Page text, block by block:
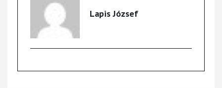
Lapis József